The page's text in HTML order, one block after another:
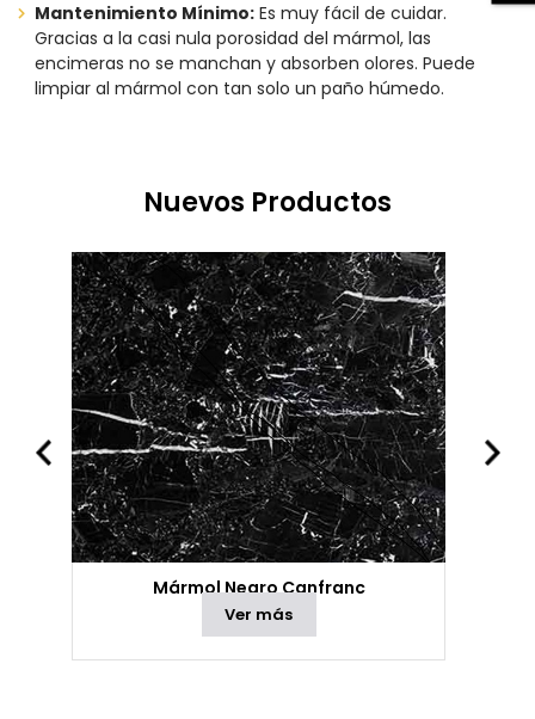
Mantenimiento Mínimo: Es muy fácil de cuidar.
Gracias a la casi nula porosidad del mármol, las
encimeras no se manchan y absorben olores. Puede
limpiar al mármol con tan solo un paño húmedo.
Nuevos Productos
Mármol Negro Canfranc
Ver más